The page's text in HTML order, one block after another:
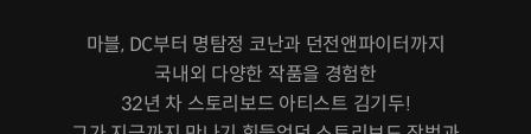
마블, DC부터 명탐정 코난과 던전앤파이터까지
국내외 다양한 작품을 경험한
32년 차 스토리보드 아티스트 김기두!